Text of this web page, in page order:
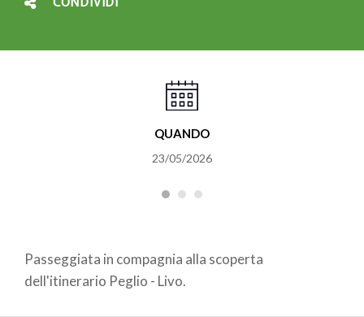
CONDIVIDI
QUANDO
23/05/2026
Passeggiata in compagnia alla scoperta
dell'itinerario Peglio - Livo.